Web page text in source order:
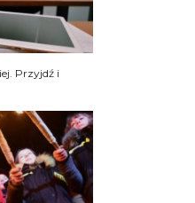
Przyjdź i